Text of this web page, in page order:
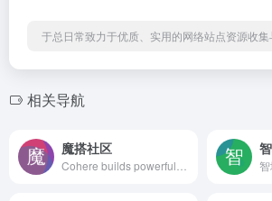
于总日常致力于优质、实用的网络站点资源收集
相关导航
魔搭社区